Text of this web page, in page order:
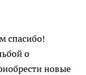
спасибо!
о
новые